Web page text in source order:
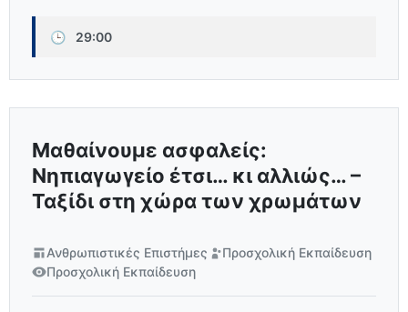
🕒 29:00
Μαθαίνουμε ασφαλείς:
Νηπιαγωγείο έτσι… κι αλλιώς… –
Ταξίδι στη χώρα των χρωμάτων
Ανθρωπιστικές Επιστήμες
Προσχολική Εκπαίδευση
Προσχολική Εκπαίδευση